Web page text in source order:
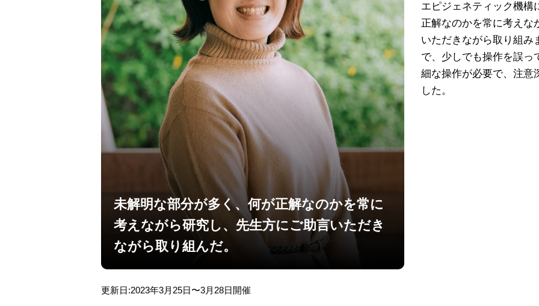
未解明な部分が多く、何が正解なのかを常に
考えながら研究し、先生方にご助言いただき
ながら取り組んだ。
エピジェネティック機構
正解なのかを常に考え
いただきながら取り組み
で、少しでも操作を誤っ
細な操作が必要で、注意
した。
更新日:2023年3月25日〜3月28日開催